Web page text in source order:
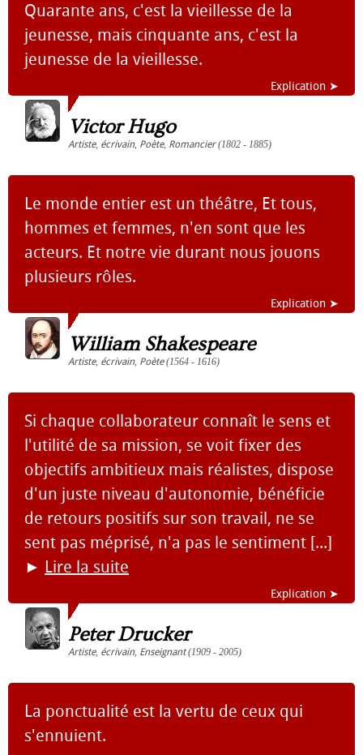
Quarante ans, c'est la vieillesse de la
jeunesse, mais cinquante ans, c'est la
jeunesse de la vieillesse.
Explication ➤
Victor Hugo
Artiste, écrivain, Poète, Romancier(1802 - 1885)
Le monde entier est un théâtre, Et tous,
hommes et femmes, n'en sont que les
acteurs. Et notre vie durant nous jouons
plusieurs rôles.
Explication ➤
William Shakespeare
Artiste, écrivain, Poète(1564 - 1616)
Si chaque collaborateur connaît le sens et
l'utilité de sa mission, se voit fixer des
objectifs ambitieux mais réalistes, dispose
d'un juste niveau d'autonomie, bénéficie
de retours positifs sur son travail, ne se
sent pas méprisé, n'a pas le sentiment [...]
► Lire la suite
Explication ➤
Peter Drucker
Artiste, écrivain, Enseignant(1909 - 2005)
La ponctualité est la vertu de ceux qui
s'ennuient.